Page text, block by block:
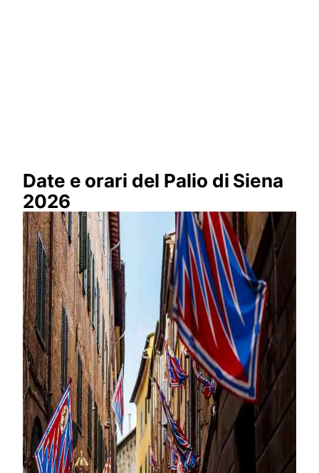
Date e orari del Palio di Siena
2026